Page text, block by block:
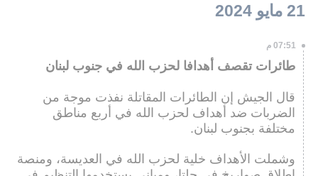
21 مايو 2024
07:51 م
طائرات تقصف أهدافا لحزب الله في جنوب لبنان
قال الجيش إن الطائرات المقاتلة نفذت موجة من
الضربات ضد أهداف لحزب الله في أربع مناطق
مختلفة بجنوب لبنان.
وشملت الأهداف خلية لحزب الله في العديسة، ومنصة